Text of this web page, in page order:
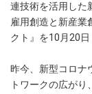
連技術を活用した
雇用創造と新産業
クト』を10月20日
昨今、新型コロナ
トワークの広が